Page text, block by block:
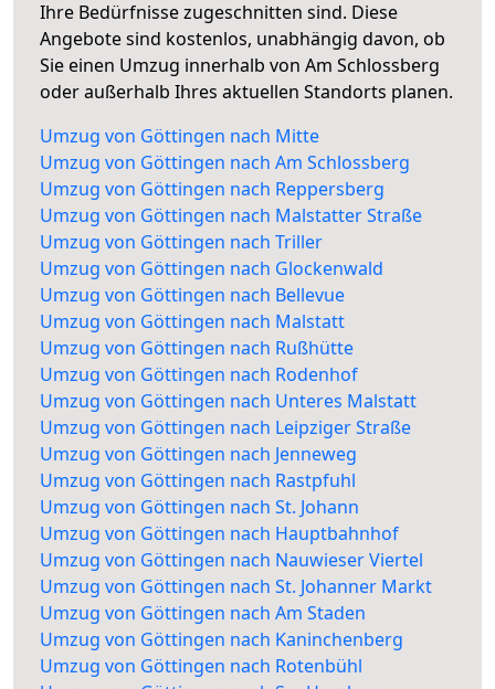
Ihre Bedürfnisse zugeschnitten sind. Diese
Angebote sind kostenlos, unabhängig davon, ob
Sie einen Umzug innerhalb von Am Schlossberg
oder außerhalb Ihres aktuellen Standorts planen.
Umzug von Göttingen nach Mitte
Umzug von Göttingen nach Am Schlossberg
Umzug von Göttingen nach Reppersberg
Umzug von Göttingen nach Malstatter Straße
Umzug von Göttingen nach Triller
Umzug von Göttingen nach Glockenwald
Umzug von Göttingen nach Bellevue
Umzug von Göttingen nach Malstatt
Umzug von Göttingen nach Rußhütte
Umzug von Göttingen nach Rodenhof
Umzug von Göttingen nach Unteres Malstatt
Umzug von Göttingen nach Leipziger Straße
Umzug von Göttingen nach Jenneweg
Umzug von Göttingen nach Rastpfuhl
Umzug von Göttingen nach St. Johann
Umzug von Göttingen nach Hauptbahnhof
Umzug von Göttingen nach Nauwieser Viertel
Umzug von Göttingen nach St. Johanner Markt
Umzug von Göttingen nach Am Staden
Umzug von Göttingen nach Kaninchenberg
Umzug von Göttingen nach Rotenbühl